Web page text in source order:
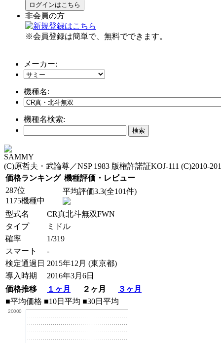
ログインはこちら
非会員の方
※会員登録は簡単で、無料でできます。
メーカー:
機種名:
機種名検索:
SAMMY
(C)原哲夫・武論尊／NSP 1983 版権許諾証KOJ-111 (C)2010-
価格ランキング 機種評価・レビュー
287位
1175機種中
平均評価3.3(全101件)
型式名
CR真北斗無双FWN
タイプ
ミドル
確率
1/319
スマート
-
検定通過日 2015年12月 (東京都)
導入時期
2016年3月6日
価格推移
１ヶ月 ２ヶ月
３ヶ月
■平均価格 ■10日平均 ■30日平均
20000